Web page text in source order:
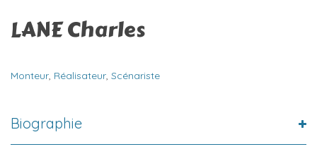
LANE Charles
Monteur, Réalisateur, Scénariste
Biographie